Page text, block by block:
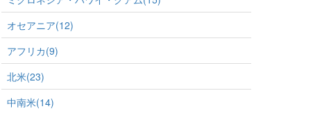
オセアニア(12)
アフリカ(9)
北米(23)
中南米(14)